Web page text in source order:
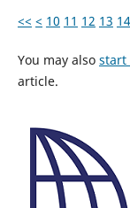
<< < 10 11 12 13 14
You may also start
article.